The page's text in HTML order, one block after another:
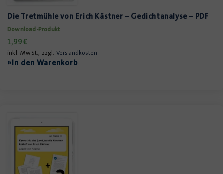
Die Tretmühle von Erich Kästner – Gedichtanalyse – PDF
Download-Produkt
1,99€
inkl. MwSt., zzgl. Versandkosten
»In den Warenkorb